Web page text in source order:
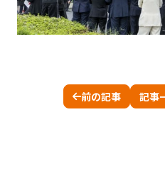
前の記事 記事